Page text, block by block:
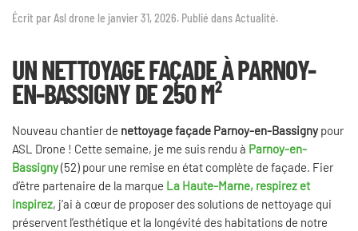
Écrit parAsl drone le janvier 31, 2026. Publié dansActualité.
UN NETTOYAGE FAÇADE À PARNOY-
EN-BASSIGNY DE 250 M²
Nouveau chantier de nettoyage façade Parnoy-en-Bassigny pour
ASL Drone ! Cette semaine, je me suis rendu à Parnoy-en-
Bassigny(52) pour une remise en état complète de façade. Fier
d’être partenaire de la marque La Haute-Marne, respirez et
inspirez, j’ai à cœur de proposer des solutions de nettoyage qui
préservent l’esthétique et la longévité des habitations de notre